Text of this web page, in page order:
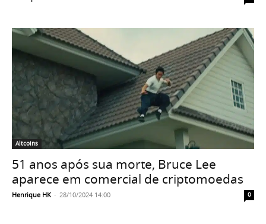
Altcoins
51 anos após sua morte, Bruce Lee
aparece em comercial de criptomoedas
Henrique HK - 28/10/2024 14:00 0